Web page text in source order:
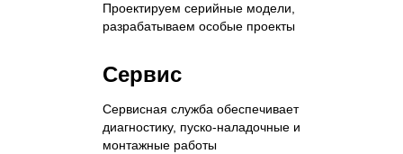
Проектируем серийные модели,
разрабатываем особые проекты
Сервис
Сервисная служба обеспечивает
диагностику, пуско-наладочные и
монтажные работы